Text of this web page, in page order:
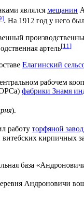
являлся мещанин
]. На 1912 год у него
артель[11 ]
Елагинский
рабочем
фабрики Знамя
).
работу торфяной
витебских
база
Андроновичи